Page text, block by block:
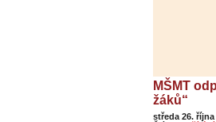
MŠMT
žáků“
středa 26. října